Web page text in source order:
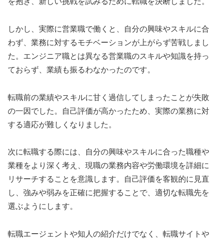
しかし、実際に営業職で働くと、自分の興味やスキルに合
わず、業務に対するモチベーションが上がらず苦戦しまし
た。エンジニア職とは異なる営業職のスキルや知識を持っ
ておらず、業績も振るわなかったのです。
転職前の業績やスキルに甘く過信してしまったことが失敗
の一因でした。自己評価が高かったため、実際の業務に対
する適応が難しくなりました。
次に転職する際には、自分の興味やスキルに合った職種や
業種をより深く考え、現職の業務内容や労働環境を詳細に
リサーチすることを意識します。自己評価を客観的に見直
し、強みや弱みを正確に把握することで、適切な転職先を
選ぶようにします。
転職エージェントや知人の紹介だけでなく、転職サイトや